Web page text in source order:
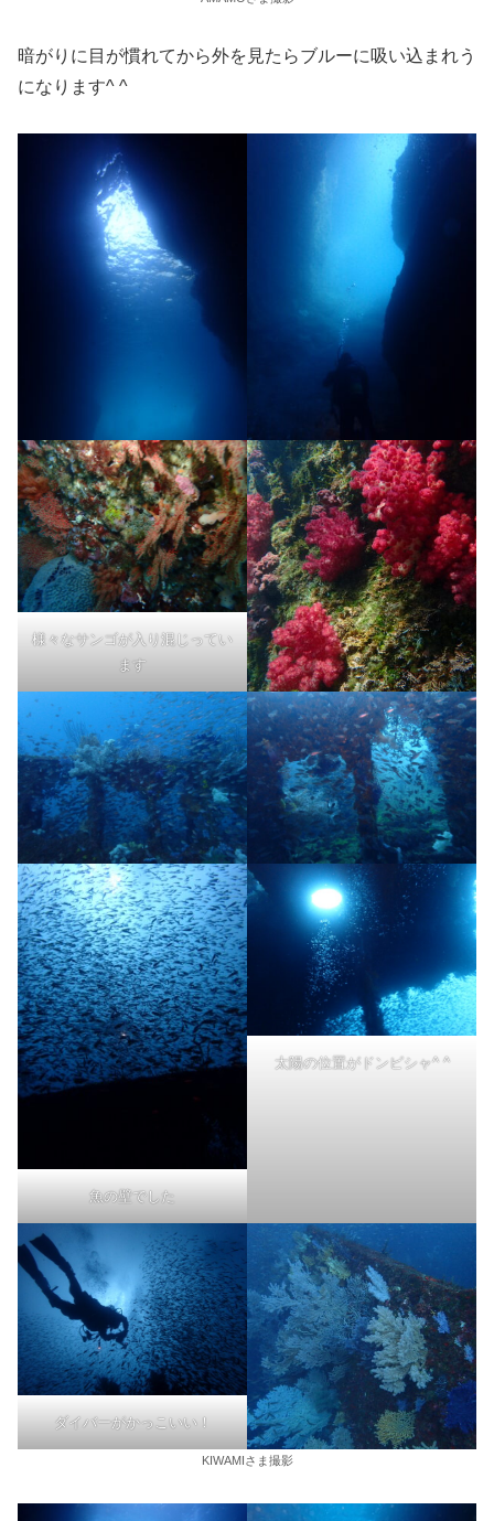
暗がりに目が慣れてから外を見たらブルーに吸い込まれう
になります^ ^
様々なサンゴが入り混じってい
ます
魚の壁でした
太陽の位置がドンピシャ^ ^
ダイバーがかっこいい！
KIWAMIさま撮影